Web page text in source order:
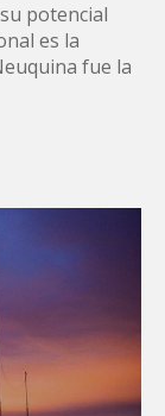
potencial
es la
fue la